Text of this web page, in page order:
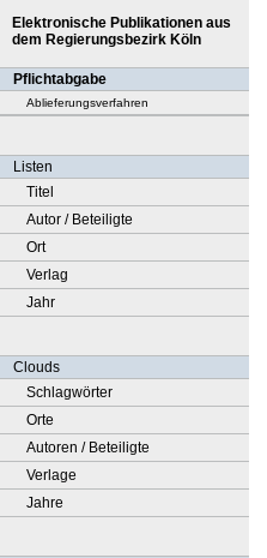
Elektronische Publikationen aus
dem Regierungsbezirk Köln
Pflichtabgabe
Ablieferungsverfahren
Listen
Titel
Autor / Beteiligte
Ort
Verlag
Jahr
Clouds
Schlagwörter
Orte
Autoren / Beteiligte
Verlage
Jahre